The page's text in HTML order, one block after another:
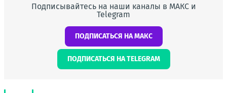
Подписывайтесь на наши каналы в МАКС и
Telegram
ПОДПИСАТЬСЯ НА МАКС
ПОДПИСАТЬСЯ НА TELEGRAM